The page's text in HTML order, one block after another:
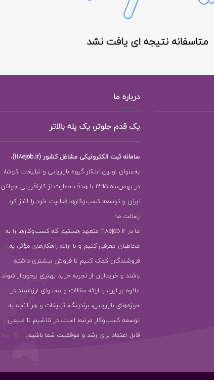
متاسفانه نتیجه ای یافت نشد
درباره ما
یک قدم جلوتر، یک پله بالاتر
سامانه ثبت الکترونیکی مشاغل کشور (118ejob.ir)
،
به‌عنوان اولین ابتکار گروه بازاریابی و تبلیغات کوشا،
در بهمن‌ماه 1395 با هدف حمایت از کارآفرینی جوانان
ایران و توسعه کسب‌وکارها فعالیت خود را آغاز کرد.
رسالت ما:
ما در 118ejob.ir متعهد هستیم که کسب‌وکارها را به
مخاطبان معرفی کنیم و با ارائه راهکارهای مؤثر، به
فروشندگان کمک کنیم تا فروش بیشتری داشته
باشند و خریداران از تجربه خرید بهتری برخوردار شوند.
علاوه بر این، با ارائه مقالات و محتوای ارزشمند در
حوزه‌های بازاریابی، برندینگ، تبلیغات و هر آنچه به
توسعه کسب‌وکار مرتبط است، در تلاشیم تا منبعی
قابل اعتماد برای رشد و موفقیت شما باشیم.